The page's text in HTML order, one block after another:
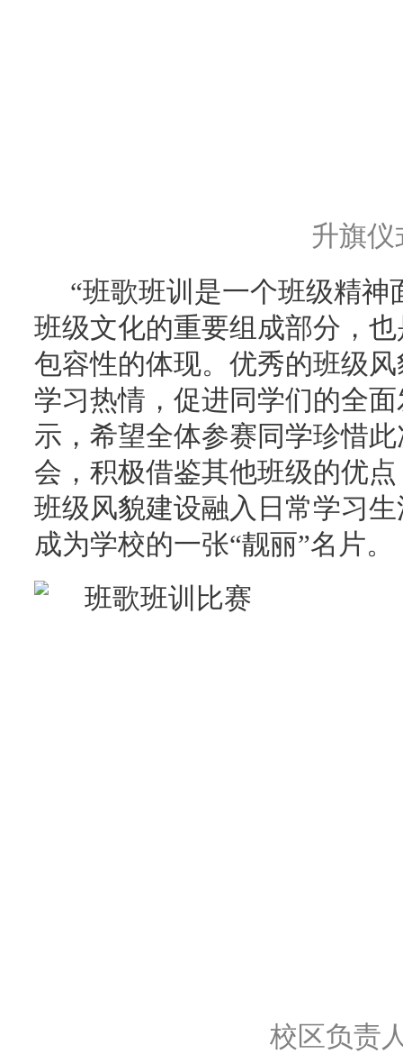
升旗仪
“班歌班训是一个班级精神
班级文化的重要组成部分，
包容性的体现。优秀的班级
学习热情，促进同学们的全
示，希望全体参赛同学珍惜
会，积极借鉴其他班级的优
班级风貌建设融入日常学习
成为学校的一张“靓丽”名片。
校区负责